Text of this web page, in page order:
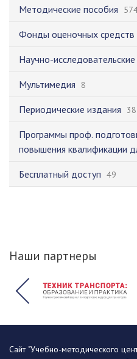
Методические пособия
Фонды оценочных средств
Научно-
Мультимедия 8
Периодические издания 38
Программы проф.
повышения квалификации
Бесплатный доступ 49
Наши партнеры
Сайт "Учебно-методического